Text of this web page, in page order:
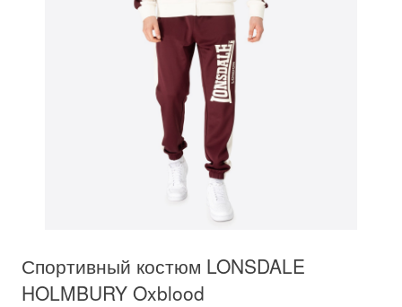
Спортивный костюм LONSDALE
HOLMBURY Oxblood